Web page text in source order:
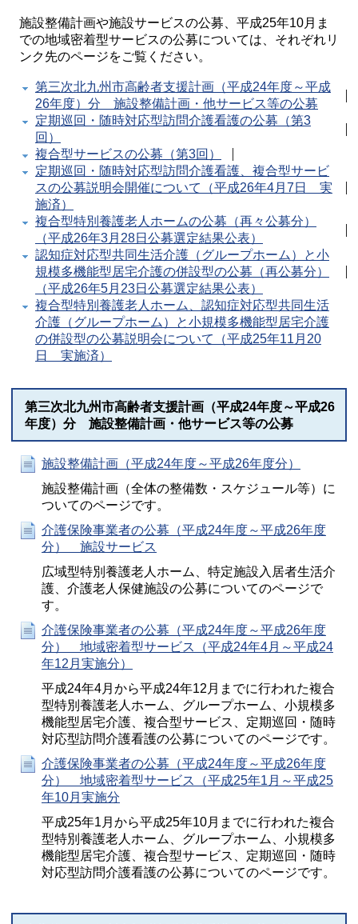
施設整備計画や施設サービスの公募、平成25年10月ま
での地域密着型サービスの公募については、それぞれリ
ンク先のページをご覧ください。
第三次北九州市高齢者支援計画（平成24年度～平成
26年度）分 施設整備計画・他サービス等の公募
定期巡回・随時対応型訪問介護看護の公募（第3
回）
複合型サービスの公募（第3回）
定期巡回・随時対応型訪問介護看護、複合型サービ
スの公募説明会開催について（平成26年4月7日 実
施済）
複合型特別養護老人ホームの公募（再々公募分）
（平成26年3月28日公募選定結果公表）
認知症対応型共同生活介護（グループホーム）と小
規模多機能型居宅介護の併設型の公募（再公募分）
（平成26年5月23日公募選定結果公表）
複合型特別養護老人ホーム、認知症対応型共同生活
介護（グループホーム）と小規模多機能型居宅介護
の併設型の公募説明会について（平成25年11月20
日 実施済）
第三次北九州市高齢者支援計画（平成24年度～平成26
年度）分 施設整備計画・他サービス等の公募
施設整備計画（平成24年度～平成26年度分）
施設整備計画（全体の整備数・スケジュール等）に
ついてのページです。
介護保険事業者の公募（平成24年度～平成26年度
分） 施設サービス
広域型特別養護老人ホーム、特定施設入居者生活介
護、介護老人保健施設の公募についてのページで
す。
介護保険事業者の公募（平成24年度～平成26年度
分） 地域密着型サービス（平成24年4月～平成24
年12月実施分）
平成24年4月から平成24年12月までに行われた複合
型特別養護老人ホーム、グループホーム、小規模多
機能型居宅介護、複合型サービス、定期巡回・随時
対応型訪問介護看護の公募についてのページです。
介護保険事業者の公募（平成24年度～平成26年度
分） 地域密着型サービス（平成25年1月～平成25
年10月実施分
平成25年1月から平成25年10月までに行われた複合
型特別養護老人ホーム、グループホーム、小規模多
機能型居宅介護、複合型サービス、定期巡回・随時
対応型訪問介護看護の公募についてのページです。